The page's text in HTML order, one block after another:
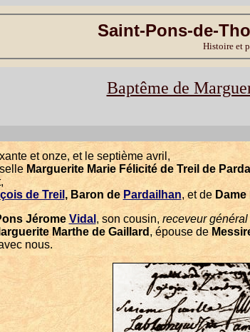
Saint-Pons-de-
Histoire et
Baptême de
et onze, et le septième avril,
Marguerite Marie Félicité de Treil de
de Treil , Baron de Pardailhan, et de
Jérome Vidal , son cousin, receveur
Marthe de Gaillard , épouse de
nous.